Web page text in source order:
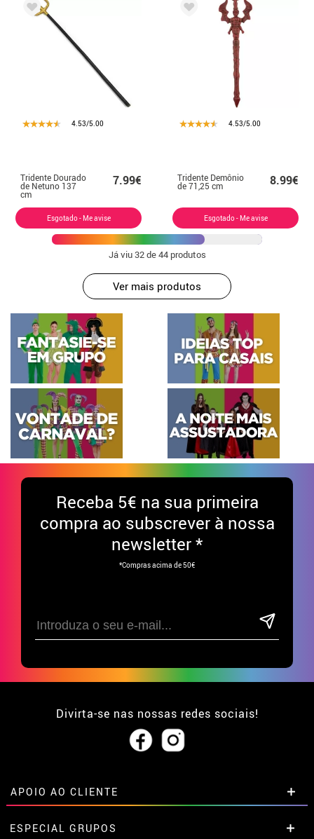
4.53/5.00
Tridente Dourado
de Netuno 137
cm
7.99€
Esgotado - Me avise
4.53/5.00
Tridente Demônio
de 71,25 cm 8.99€
Esgotado - Me avise
Já viu32de 44 produtos
Ver mais produtos
Receba 5€ na sua primeira
compra ao subscrever à nossa
newsletter *
*Compras acima de 50€
Divirta-se nas nossas redes sociais!
APOIO AO CLIENTE
• Sobre nós
ESPECIAL GRUPOS